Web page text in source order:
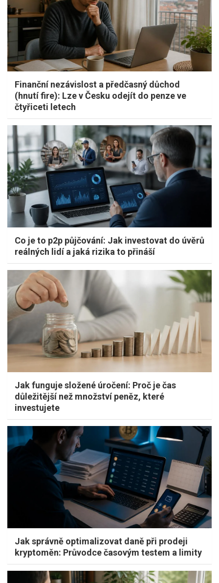
Finanční nezávislost a předčasný důchod
(hnutí fire): Lze v Česku odejít do penze ve
čtyřiceti letech
Co je to p2p půjčování: Jak investovat do úvěrů
reálných lidí a jaká rizika to přináší
Jak funguje složené úročení: Proč je čas
důležitější než množství peněz, které
investujete
Jak správně optimalizovat daně při prodeji
kryptoměn: Průvodce časovým testem a limity